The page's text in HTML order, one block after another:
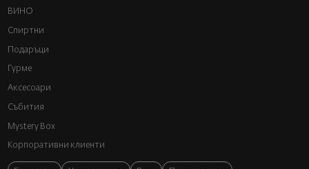
ВИНО
Спиртни
Подаръци
Гурме
Аксесоари
Събития
Mystery Box
Корпоративни клиенти